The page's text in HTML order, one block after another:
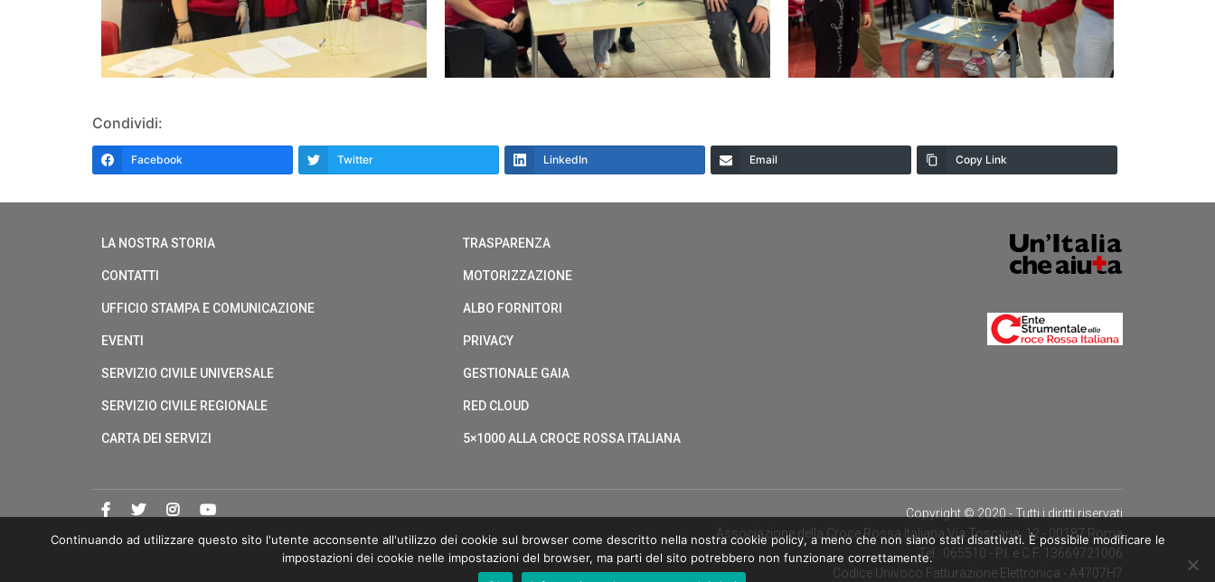
Condividi:
Facebook Twitter LinkedIn Email Copy Link
LA NOSTRA STORIA
CONTATTI
UFFICIO STAMPA E COMUNICAZIONE
EVENTI
SERVIZIO CIVILE UNIVERSALE
SERVIZIO CIVILE REGIONALE
CARTA DEI SERVIZI
TRASPARENZA
MOTORIZZAZIONE
ALBO FORNITORI
PRIVACY
GESTIONALE GAIA
RED CLOUD
5×1000 ALLA CROCE ROSSA ITALIANA
Copyright © 2020 - Tutti i diritti riservati
Associazione della Croce Rossa Italiana Via Toscana, 12 - 00187 Roma
Tel.: 065510 - P.I. e C.F. 13669721006
Codice Univoco Fatturazione Elettronica - A4707H7
Continuando ad utilizzare questo sito l'utente acconsente all'utilizzo dei cookie sul browser come descritto nella nostra cookie policy, a meno che non siano stati disattivati. È possibile modificare le
impostazioni dei cookie nelle impostazioni del browser, ma parti del sito potrebbero non funzionare correttamente.